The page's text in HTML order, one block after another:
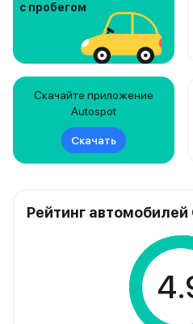
с пробегом
Скачайте приложение
Autospot
Скачать
Рейтинг автомобилей